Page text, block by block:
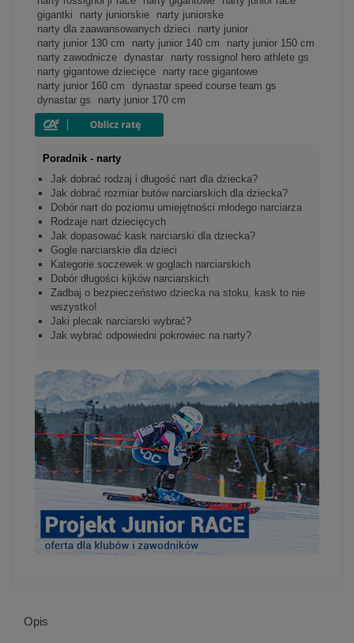
gigantki
narty juniorskie
narty juniorske
narty dla zaawansowanych dzieci
narty junior
narty junior 130 cm
narty junior 140 cm
narty junior 150 cm
narty zawodnicze
dynastar
narty rossignol hero athlete gs
narty gigantowe dziecięce
narty race gigantowe
narty junior 160 cm
dynastar speed course team gs
dynastar gs
narty junior 170 cm
Poradnik - narty
Jak dobrać rodzaj i długość nart dla dziecka?
Jak dobrać rozmiar butów narciarskich dla dziecka?
Dobór nart do poziomu umiejętności młodego narciarza
Rodzaje nart dziecięcych
Jak dopasować kask narciarski dla dziecka?
Gogle narciarskie dla dzieci
Kategorie soczewek w goglach narciarskich
Dobór długości kijków narciarskich
Zadbaj o bezpieczeństwo dziecka na stoku, kask to nie
wszystko!
Jaki plecak narciarski wybrać?
Jak wybrać odpowiedni pokrowiec na narty?
Opis